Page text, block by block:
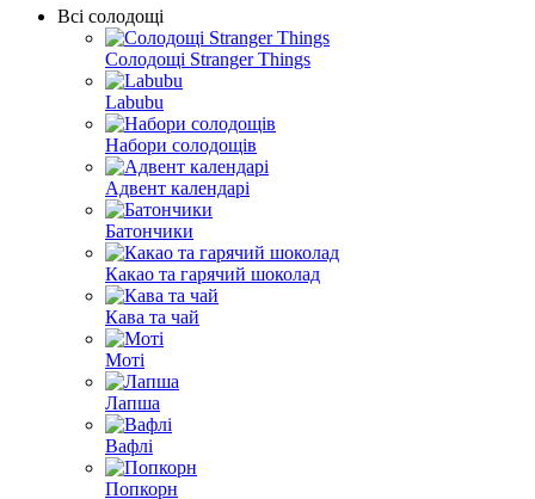
Всі солодощі
Солодощі Stranger Things
Labubu
Набори солодощів
Адвент календарі
Батончики
Какао та гарячий шоколад
Кава та чай
Моті
Лапша
Вафлі
Попкорн